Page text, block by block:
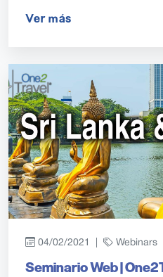
Ver más
04/02/2021 | Webinars
Seminario Web |